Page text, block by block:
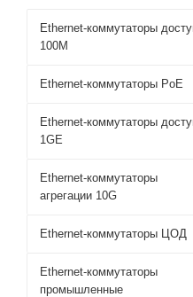
Ethernet-коммутаторы
100М
Ethernet-коммутаторы PoE
Ethernet-коммутаторы
1GE
Ethernet-коммутаторы
агрегации 10G
Ethernet-коммутаторы ЦОД
Ethernet-коммутаторы
промышленные